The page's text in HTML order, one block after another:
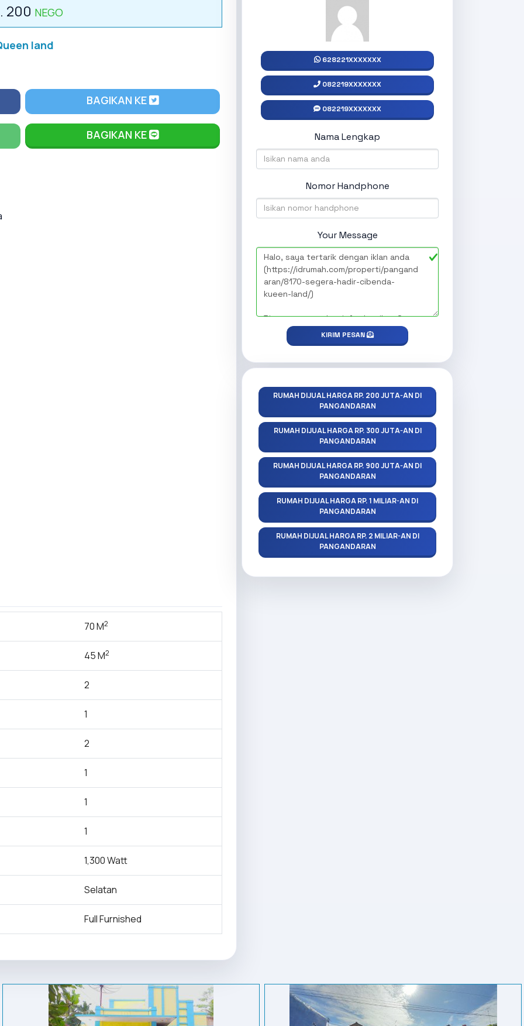
200 NEGO
land
BAGIKAN KE
BAGIKAN KE
70 M2
45 M2
2
1
2
1
1
1
1,300 Watt
Selatan
Full Furnished
628221XXXXXXX
082219XXXXXXX
082219XXXXXXX
Nama Lengkap
Nomor Handphone
Your Message
KIRIM PESAN
RUMAH DIJUAL HARGA RP. 200 JUTA-AN DI
PANGANDARAN
RUMAH DIJUAL HARGA RP. 300 JUTA-AN DI
PANGANDARAN
RUMAH DIJUAL HARGA RP. 900 JUTA-AN DI
PANGANDARAN
RUMAH DIJUAL HARGA RP. 1 MILIAR-AN DI
PANGANDARAN
RUMAH DIJUAL HARGA RP. 2 MILIAR-AN DI
PANGANDARAN